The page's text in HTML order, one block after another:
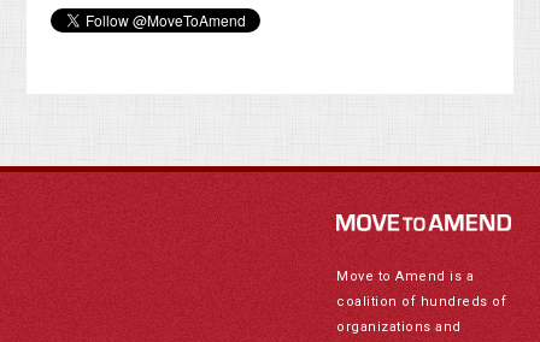
Move to Amend is a
coalition of hundreds of
organizations and